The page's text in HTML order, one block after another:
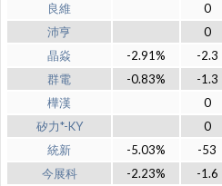
良維
0
沛亨
0
晶焱
-2.91% -2.3
群電
-0.83% -1.3
樺漢
0
矽力*-KY
0
統新
-5.03% -53
今展科
-2.23% -1.6